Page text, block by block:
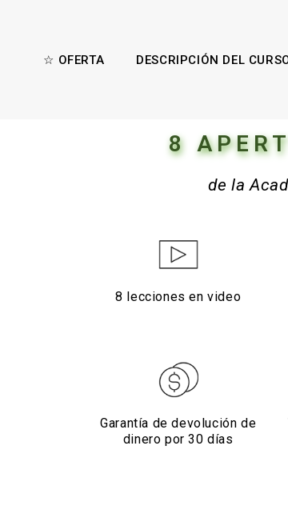
☆ OFERTA DESCRIPCIÓN DEL
8
de la
8 lecciones en video
Garantía de devolución de
dinero por 30 días